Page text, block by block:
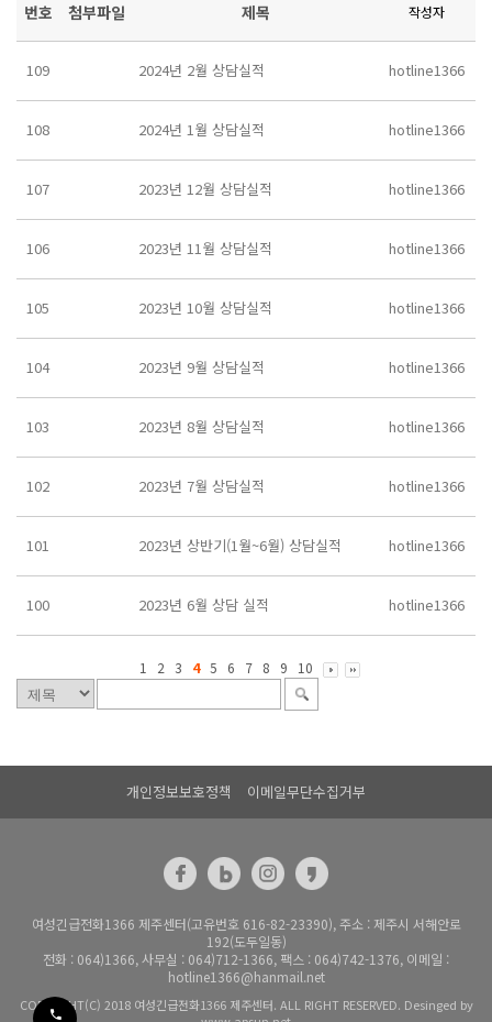
번호 첨부파일 제목 작성자
109 2024년 2월 상담실적 hotline1366
108 2024년 1월 상담실적 hotline1366
107 2023년 12월 상담실적 hotline1366
106 2023년 11월 상담실적 hotline1366
105 2023년 10월 상담실적 hotline1366
104 2023년 9월 상담실적 hotline1366
103 2023년 8월 상담실적 hotline1366
102 2023년 7월 상담실적 hotline1366
101 2023년 상반기(1월~6월) 상담실적 hotline1366
100 2023년 6월 상담 실적 hotline1366
1 2 3 4 5 6 7 8 9 10
개인정보보호정책 이메일무단수집거부
여성긴급전화1366 제주센터(고유번호 616-82-23390), 주소 : 제주시 서해안로
192(도두일동)
전화 : 064)1366, 사무실 : 064)712-1366, 팩스 : 064)742-1376, 이메일 :
hotline1366@hanmail.net
COPYRIGHT(C) 2018 여성긴급전화1366 제주센터. ALL RIGHT RESERVED. Desinged by